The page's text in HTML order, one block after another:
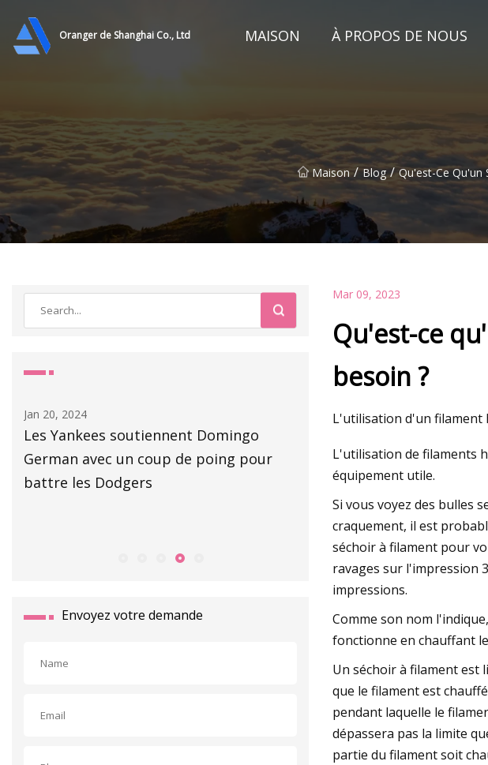
Oranger de Shanghai Co., Ltd MAISON À PROPOS DE NOUS
Maison / Blog / Qu'est-Ce Qu'un
Aug 06, 2023
Accélérer la croissance verte dans
l'environnement bâti
May 02, 2023
du TA2
Envoyez votre demande
Mar 09, 2023
Qu'est-ce
besoin ?
L'utilisation d'un filament
L'utilisation de filaments
équipement utile.
Si vous voyez des bulles
craquement, il est
séchoir à filament pour
ravages sur l'impression
impressions.
Comme son nom
fonctionne en chauffant
Un séchoir à filament
que le filament est
pendant laquelle le
dépassera pas la limite
partie du filament soit